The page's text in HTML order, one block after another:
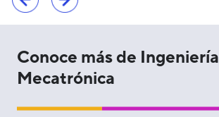
Conoce más de Ingeniería
Mecatrónica